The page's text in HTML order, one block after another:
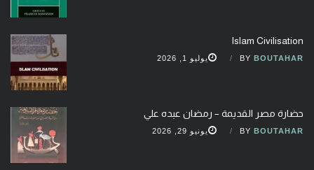
Islam Civilisation
BY BOUTAHAR يوليو 1, 2026
حضارة مصر القديمة – رمضان عبده علي
BY BOUTAHAR يونيو 29, 2026